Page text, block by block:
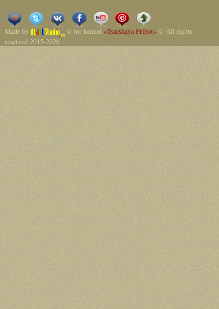
Made by © for kennel «Tsarskaya Prihot» © All rights
reserved 2015-2026